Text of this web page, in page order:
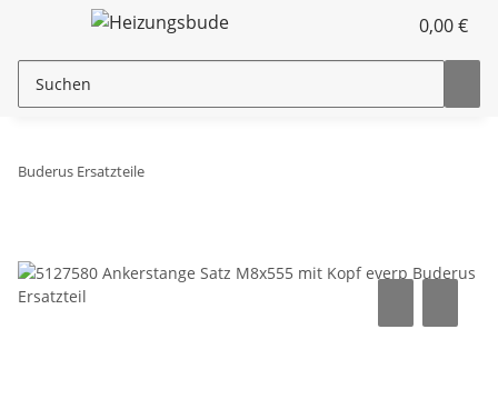
0,00 €
Buderus Ersatzteile